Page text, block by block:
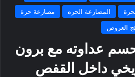
المصارعة الحره
مصارعة حرة
العروض
عداوته مع برون
داخل القفص